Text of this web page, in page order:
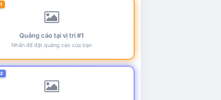
Quảng cáo tại vị trí #1
Nhấn để đặt quảng cáo của bạn